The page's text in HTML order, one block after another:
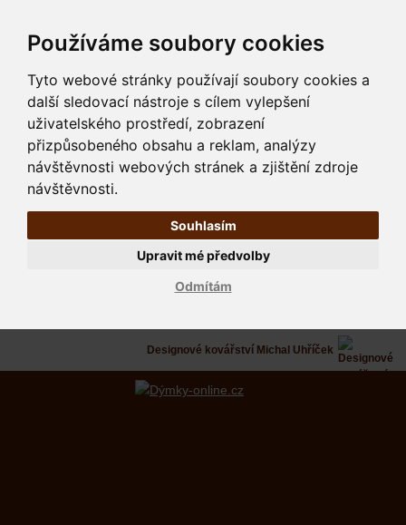
Používáme soubory cookies
Tyto webové stránky používají soubory cookies a
další sledovací nástroje s cílem vylepšení
uživatelského prostředí, zobrazení
přizpůsobeného obsahu a reklam, analýzy
návštěvnosti webových stránek a zjištění zdroje
návštěvnosti.
Souhlasím
Odmítám
Upravit mé předvolby
Designové kovářství Michal Uhříček